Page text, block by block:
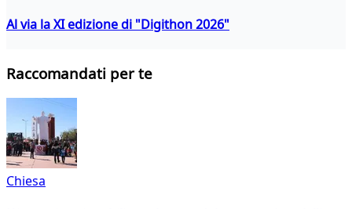
Al via la XI edizione di "Digithon 2026"
Raccomandati per te
Chiesa